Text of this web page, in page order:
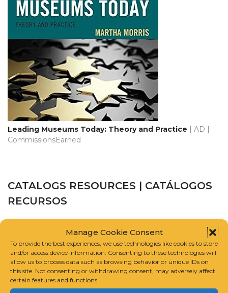
Manage Cookie Consent
To provide the best experiences, we use technologies like cookies to store
and/or access device information. Consenting to these technologies will
allow us to process data such as browsing behavior or unique IDs on
this site. Not consenting or withdrawing consent, may adversely affect
certain features and functions.
Leading Museums Today: Theory and Practice | AD |
CommissionsEarned
CATALOGS RESOURCES | CATÁLOGOS
RECURSOS
CATALOGUE RAISONNÉ SCHOLARS ASSOCIATION
INTERNATIONAL FOUNDATION FOR ART RESEARCH
GUIDELINES FOR COMPILING A CATALOGUE RAISONNÉ